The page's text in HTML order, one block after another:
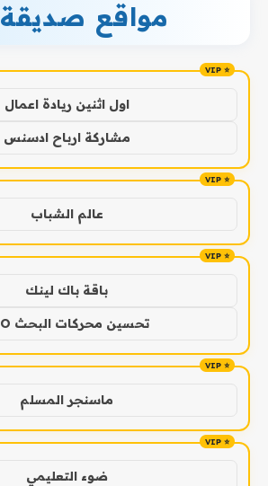
مواقع صديقة
اول اثنين ريادة اعمال
مشاركة ارباح ادسنس
عالم الشباب
باقة باك لينك
تحسين محركات البحث SEO
ماسنجر المسلم
ضوء التعليمي